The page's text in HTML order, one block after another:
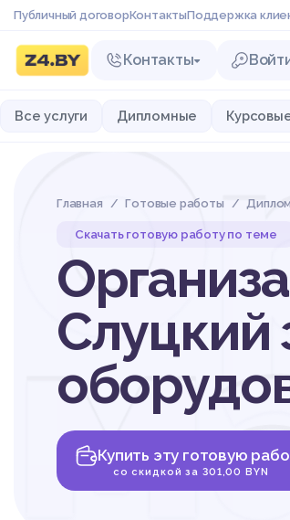
Публичный договорКонтактыПоддержка
Контакты
Все услуги Дипломные
Главная Готовые работы Диплом
Скачать готовую работу по теме
Слуцкий
Купить эту готовую
со скидкой за 301,00 BYN